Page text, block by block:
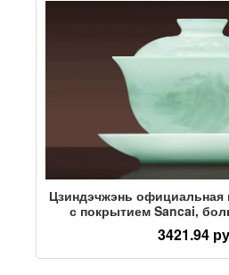
Цзиндэчжэнь официальная
с покрытием Sancai,
высококачественная
фу, домашняя 3421.94